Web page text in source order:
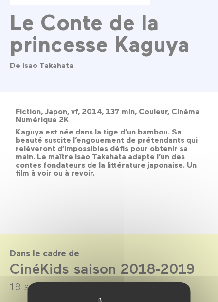
Le Conte de la
princesse Kaguya
De Isao Takahata
Fiction, Japon, vf, 2014, 137 min, Couleur, Cinéma
Numérique 2K
Kaguya est née dans la tige d’un bambou. Sa
beauté suscite l’engouement de prétendants qui
relèveront d’impossibles défis pour obtenir sa
main. Le maître Isao Takahata adapte l’un des
contes fondateurs de la littérature japonaise. Un
film à voir ou à revoir.
Dans le cadre de
CinéKids saison 2018-2019
19 septembre 2018 → 30 juin 2019